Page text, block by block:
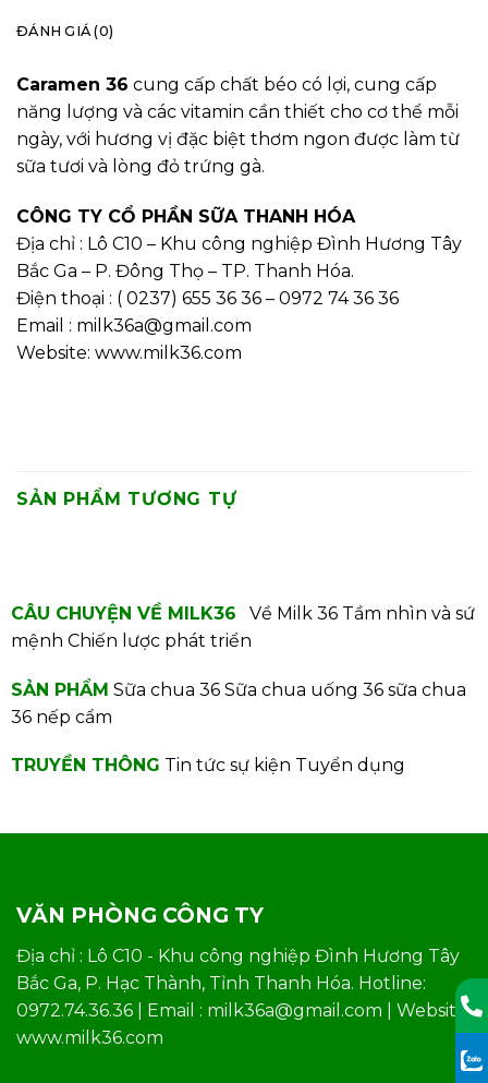
ĐÁNH GIÁ (0)
Caramen 36 cung cấp chất béo có lợi, cung cấp
năng lượng và các vitamin cần thiết cho cơ thể mỗi
ngày, với hương vị đặc biệt thơm ngon được làm từ
sữa tươi và lòng đỏ trứng gà.
CÔNG TY CỔ PHẦN SỮA THANH HÓA
Địa chỉ : Lô C10 – Khu công nghiệp Đình Hương Tây
Bắc Ga – P. Đông Thọ – TP. Thanh Hóa.
Điện thoại : ( 0237) 655 36 36 – 0972 74 36 36
Email : milk36a@gmail.com
Website: www.milk36.com
SẢN PHẨM TƯƠNG TỰ
CÂU CHUYỆN VỀ MILK36 Về Milk 36 Tầm nhìn và sứ
mệnh Chiến lược phát triển
SẢN PHẨM Sữa chua 36 Sữa chua uống 36 sữa chua
36 nếp cẩm
TRUYỀN THÔNG Tin tức sự kiện Tuyển dụng
VĂN PHÒNG CÔNG TY
Địa chỉ : Lô C10 - Khu công nghiệp Đình Hương Tây
Bắc Ga, P. Hạc Thành, Tỉnh Thanh Hóa. Hotline:
0972.74.36.36 | Email : milk36a@gmail.com | Website:
www.milk36.com